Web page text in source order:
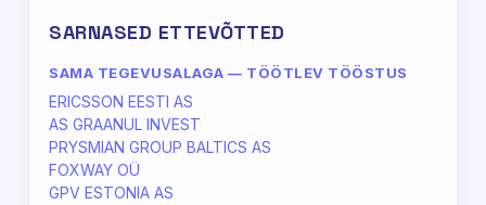
SARNASED ETTEVÕTTED
SAMA TEGEVUSALAGA — TÖÖTLEV TÖÖSTUS
ERICSSON EESTI AS
AS GRAANUL INVEST
PRYSMIAN GROUP BALTICS AS
FOXWAY OÜ
GPV ESTONIA AS